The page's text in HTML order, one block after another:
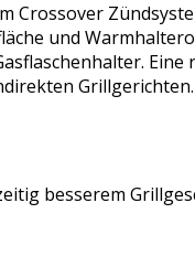
Crossover
und
Eine
besserem